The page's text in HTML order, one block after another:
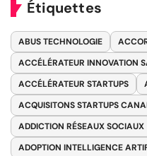
Étiquettes
ABUS TECHNOLOGIE
ACCÉLÉRATEUR INNOVATION
ACCÉLÉRATEUR STARTUPS
ACQUISITONS STARTUPS
ADDICTION RÉSEAUX SOCIAUX
ADOPTION INTELLIGENCE